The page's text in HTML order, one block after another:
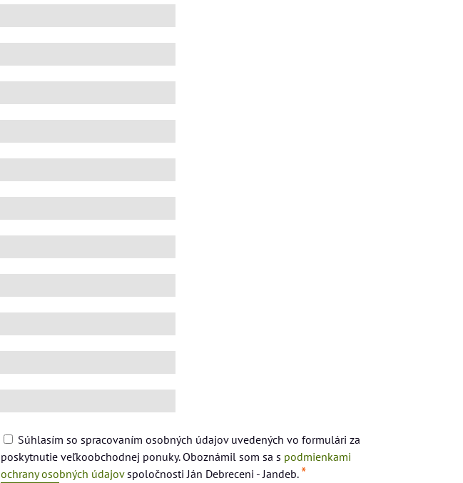
Súhlasím so spracovaním osobných údajov uvedených vo formulári za
poskytnutie veľkoobchodnej ponuky. Oboznámil som sa s podmienkami
ochrany osobných údajovspoločnosti Ján Debreceni - Jandeb.*